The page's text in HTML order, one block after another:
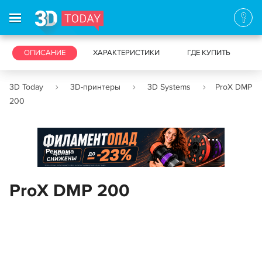
3D-ПРИНТЕРЫ 3D-СКАНЕРЫ
ОПИСАНИЕ ХАРАКТЕРИСТИКИ ГДЕ КУПИТЬ
3D Today 3D-принтеры 3D Systems
ProX DMP
200
Реклама
ProX DMP 200